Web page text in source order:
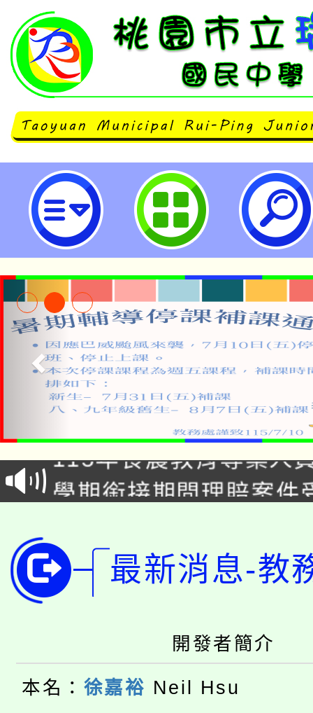
neilrpjhstyc網站設計者：徐嘉
淨零綠生活教案入校路
會
115年食農教育專業人
程
學期銜接期間理賠案件
版
公告本校115學年度第
代理(課)教師甄選結果(
「2026金融保險知識
生本土語及新住民語歌
公告本校115學年度第
代理(課)教師甄選結果(
公告本校115學年度第
最新消息-教
開發者簡介
本名： 徐嘉裕 Neil Hsu